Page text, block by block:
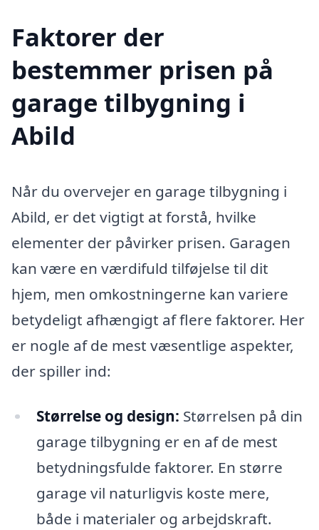
Faktorer der
bestemmer prisen på
garage tilbygning i
Abild
Når du overvejer en garage tilbygning i
Abild, er det vigtigt at forstå, hvilke
elementer der påvirker prisen. Garagen
kan være en værdifuld tilføjelse til dit
hjem, men omkostningerne kan variere
betydeligt afhængigt af flere faktorer. Her
er nogle af de mest væsentlige aspekter,
der spiller ind:
Størrelse og design: Størrelsen på din
garage tilbygning er en af de mest
betydningsfulde faktorer. En større
garage vil naturligvis koste mere,
både i materialer og arbejdskraft.